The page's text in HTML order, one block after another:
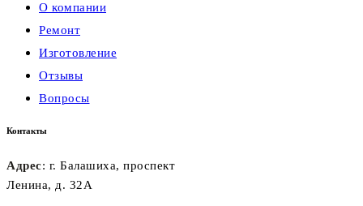
О компании
Ремонт
Изготовление
Отзывы
Вопросы
Контакты
Адрес: г. Балашиха, проспект
Ленина, д. 32А